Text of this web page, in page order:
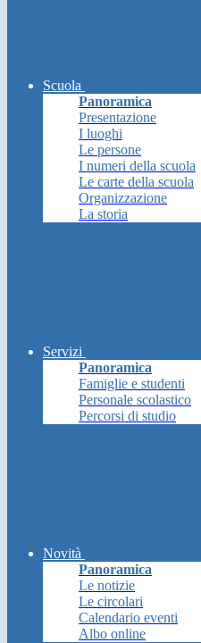
Scuola
Panoramica
Presentazione
I luoghi
Le persone
I numeri della scuola
Le carte della scuola
Organizzazione
La storia
Servizi
Panoramica
Famiglie e studenti
Personale scolastico
Percorsi di studio
Novità
Panoramica
Le notizie
Le circolari
Calendario eventi
Albo online